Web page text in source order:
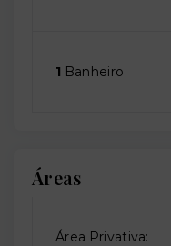
1 Banheiro
Áreas
Área Privativa: